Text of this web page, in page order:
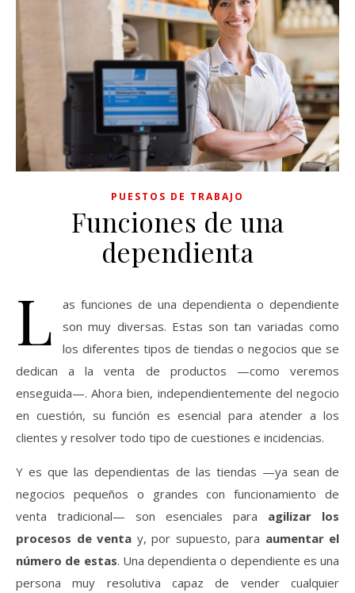
PUESTOS DE TRABAJO
Funciones de una
dependienta
L
as funciones de una dependienta o dependiente
son muy diversas. Estas son tan variadas como
los diferentes tipos de tiendas o negocios que se
dedican a la venta de productos —como veremos
enseguida—. Ahora bien, independientemente del negocio
en cuestión, su función es esencial para atender a los
clientes y resolver todo tipo de cuestiones e incidencias.
Y es que las dependientas de las tiendas —ya sean de
negocios pequeños o grandes con funcionamiento de
venta tradicional— son esenciales para agilizar los
procesos de venta y, por supuesto, para aumentar el
número de estas. Una dependienta o dependiente es una
persona muy resolutiva capaz de vender cualquier